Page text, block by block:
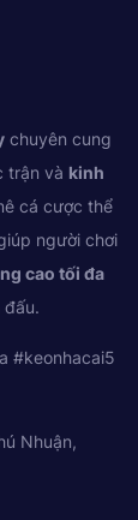
chuyên cung
trận và kinh
cá cược thể
người chơi
cao tối đa
#keonhacai5
Nhuận,